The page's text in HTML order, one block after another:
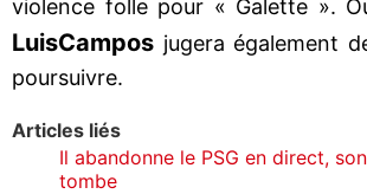
violence folle pour « Galette ».
LuisCampos jugera également
poursuivre.
Articles liés
Il abandonne le PSG en direct,
tombe